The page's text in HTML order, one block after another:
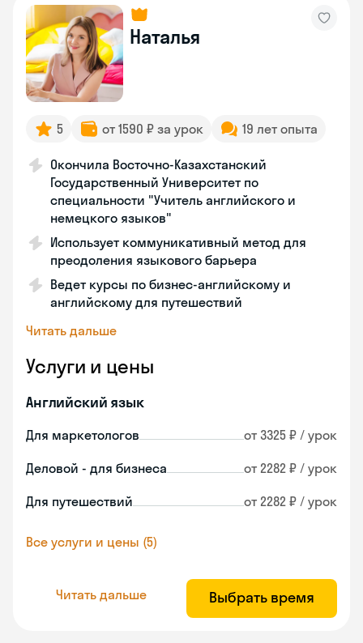
Наталья
5 от 1590 ₽ за урок 19 лет опыта
Окончила Восточно-Казахстанский
Государственный Университет по
специальности "Учитель английского и
немецкого языков"
Использует коммуникативный метод для
преодоления языкового барьера
Ведет курсы по бизнес-английскому и
английскому для путешествий
Читать дальше
Услуги и цены
Английский язык
Для маркетологов от 3325 ₽ / урок
Деловой - для бизнеса от 2282 ₽ / урок
Для путешествий от 2282 ₽ / урок
Все услуги и цены (5)
Читать дальше Выбрать время